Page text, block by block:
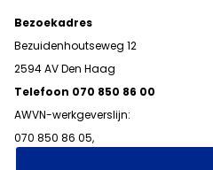
Bezoekadres
Bezuidenhoutseweg 12
2594 AV Den Haag
Telefoon 070 850 86 00
AWVN-werkgeverslijn:
070 850 86 05,